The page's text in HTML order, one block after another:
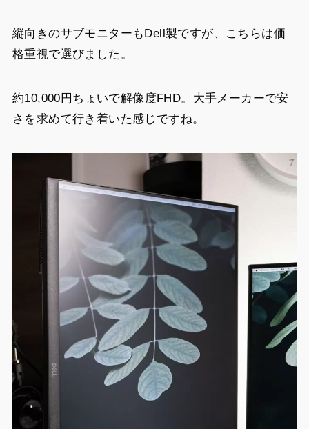
縦向きのサブモニターもDell製ですが、こちらは価
格重視で選びました。
約10,000円ちょいで解像度FHD。大手メーカーで安
さを求めて行き着いた感じですね。